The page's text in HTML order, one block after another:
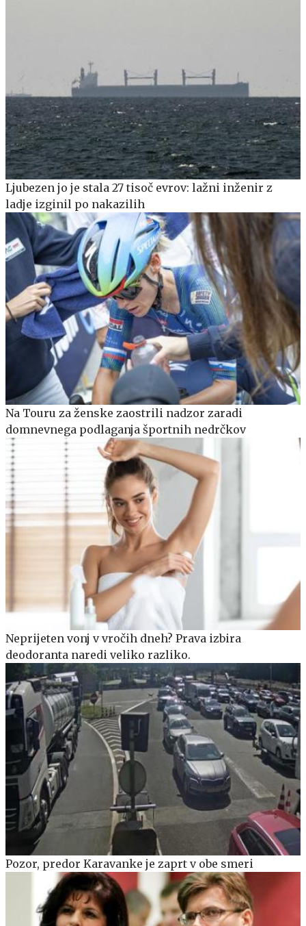
Ljubezen jo je stala 27 tisoč evrov: lažni inženir z
ladje izginil po nakazilih
Na Touru za ženske zaostrili nadzor zaradi
domnevnega podlaganja športnih nedrčkov
Neprijeten vonj v vročih dneh? Prava izbira
deodoranta naredi veliko razliko.
Pozor, predor Karavanke je zaprt v obe smeri